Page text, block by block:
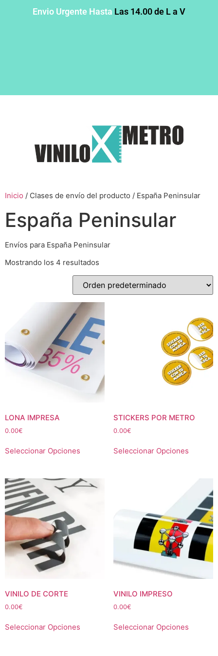
Envio Urgente Hasta Las 14.00 de L a V
Inicio / Clases de envío del producto / España Peninsular
España Peninsular
Envíos para España Peninsular
Mostrando los 4 resultados
LONA IMPRESA
0.00€
Seleccionar Opciones
STICKERS POR METRO
0.00€
Seleccionar Opciones
VINILO DE CORTE
0.00€
Seleccionar Opciones
VINILO IMPRESO
0.00€
Seleccionar Opciones